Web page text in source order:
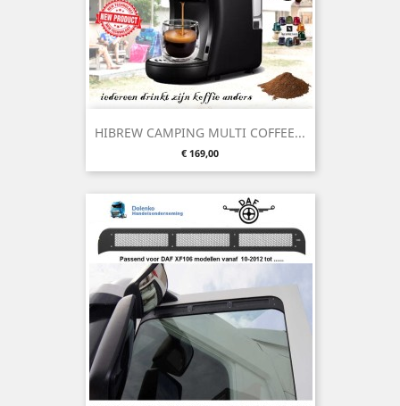
HIBREW CAMPING MULTI COFFEE...
Preis
€ 169,00